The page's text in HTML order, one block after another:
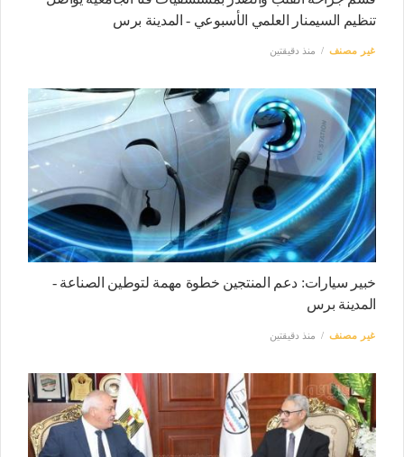
تنظيم السيمنار العلمي الأسبوعي - المدينة برس
غير مصنف منذ دقيقتين
خبير سيارات: دعم المنتجين خطوة مهمة لتوطين الصناعة -
المدينة برس
غير مصنف منذ دقيقتين